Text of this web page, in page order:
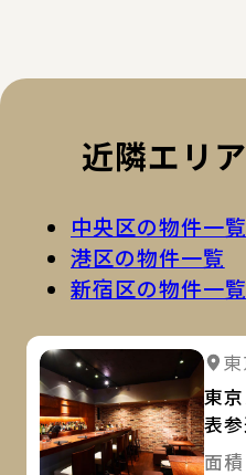
近隣エリ
中央区の物件一覧
港区の物件一覧
新宿区の物件一覧
詳
東
表
面積